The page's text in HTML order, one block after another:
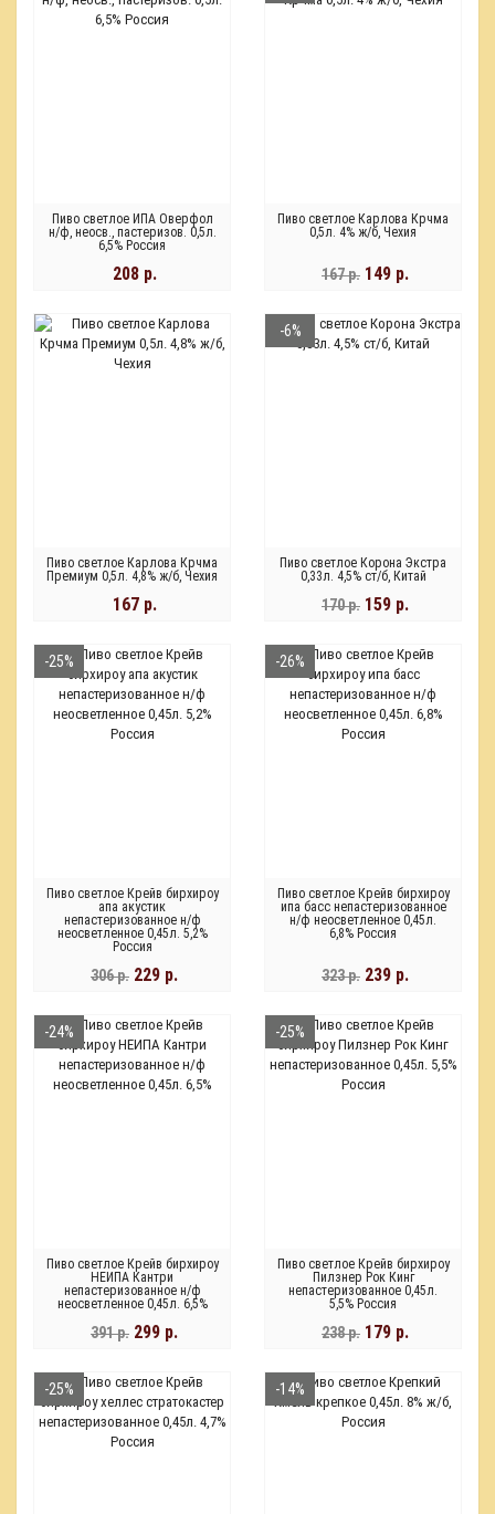
Пиво светлое ИПА Оверфол
н/ф, неосв., пастеризов. 0,5л.
6,5% Россия
208 р.
Пиво светлое Карлова Крчма
0,5л. 4% ж/б, Чехия
167 р. 149 р.
Пиво светлое Карлова Крчма
Премиум 0,5л. 4,8% ж/б, Чехия
167 р.
-6%
Пиво светлое Корона Экстра
0,33л. 4,5% ст/б, Китай
170 р. 159 р.
-25%
Пиво светлое Крейв бирхироу
апа акустик
непастеризованное н/ф
неосветленное 0,45л. 5,2%
Россия
306 р. 229 р.
-26%
Пиво светлое Крейв бирхироу
ипа басс непастеризованное
н/ф неосветленное 0,45л.
6,8% Россия
323 р. 239 р.
-24%
Пиво светлое Крейв бирхироу
НЕИПА Кантри
непастеризованное н/ф
неосветленное 0,45л. 6,5%
391 р. 299 р.
-25%
Пиво светлое Крейв бирхироу
Пилзнер Рок Кинг
непастеризованное 0,45л.
5,5% Россия
238 р. 179 р.
-25% -14%